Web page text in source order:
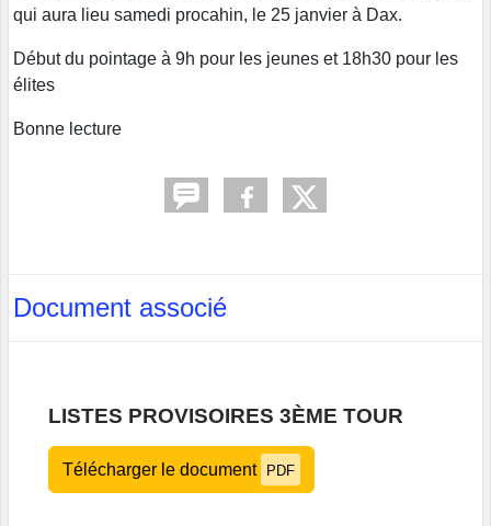
qui aura lieu samedi procahin, le 25 janvier à Dax.
Début du pointage à 9h pour les jeunes et 18h30 pour les
élites
Bonne lecture
Document associé
LISTES PROVISOIRES 3ÈME TOUR
Télécharger le document PDF